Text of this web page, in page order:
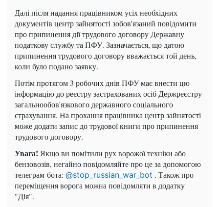
Далі після надання працівником усіх необхідних
документів центр зайнятості зобов'язаний повідомити
про припинення дії трудового договору Державну
податкову службу та ПФУ. Зазначається, що датою
припинення трудового договору вважається той день,
коли було подано заявку.
Потім протягом 3 робочих днів ПФУ має внести цю
інформацію до реєстру застрахованих осіб Держреєстру
загальнообов'язкового державного соціального
страхування. На прохання працівника центр зайнятості
може додати запис до трудової книги про припинення
трудового договору.
Увага! Якщо ви помітили рух ворожої техніки або
бензовозів, негайно повідомляйте про це за допомогою
телеграм-бота: @stop_russian_war_bot . Також про
переміщення ворога можна повідомляти в додатку
"Дія".